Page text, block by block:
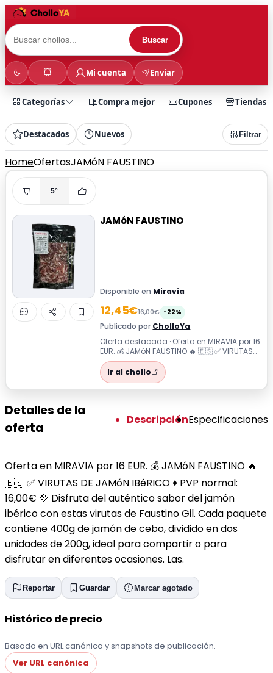
Buscar
Mi cuenta Enviar
Categorías Compra mejor Cupones Tiendas
Destacados Nuevos Filtrar
HomeOfertasJAMóN FAUSTINO
5°
JAMóN FAUSTINO
Disponible en Miravia
12,45€16,00€ -22%
Publicado por CholloYa
Oferta destacada · Oferta en MIRAVIA por 16
EUR. 💰 JAMóN FAUSTINO 🔥 🇪🇸 ✅ VIRUTAS
DE JAMóN IBéRICO ♦️ PVP normal: 16,0...
Ir al chollo
Detalles de la
oferta
DescripciónEspecificaciones
Oferta en MIRAVIA por 16 EUR. 💰 JAMóN FAUSTINO 🔥
🇪🇸 ✅ VIRUTAS DE JAMóN IBéRICO ♦️ PVP normal:
16,00€ 💠 Disfruta del auténtico sabor del jamón
ibérico con estas virutas de Faustino Gil. Cada paquete
contiene 400g de jamón de cebo, dividido en dos
unidades de 200g, ideal para compartir o para
disfrutar en diferentes ocasiones. Las.
Reportar Guardar Marcar agotado
Histórico de precio
Basado en URL canónica y snapshots de publicación.
Ver URL canónica